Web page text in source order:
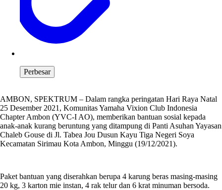
Perbesar
AMBON, SPEKTRUM – Dalam rangka peringatan Hari Raya Natal
25 Desember 2021, Komunitas Yamaha Vixion Club Indonesia
Chapter Ambon (YVC-I AO), memberikan bantuan sosial kepada
anak-anak kurang beruntung yang ditampung di Panti Asuhan Yayasan
Chaleb Gouse di Jl. Tabea Jou Dusun Kayu Tiga Negeri Soya
Kecamatan Sirimau Kota Ambon, Minggu (19/12/2021).
Paket bantuan yang diserahkan berupa 4 karung beras masing-masing
20 kg, 3 karton mie instan, 4 rak telur dan 6 krat minuman bersoda.